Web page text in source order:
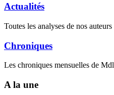
Actualités
Toutes les analyses de nos auteurs
Chroniques
Les chroniques mensuelles de Mdl
A la une